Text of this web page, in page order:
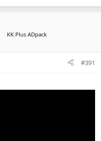
KK Plus ADpack
#391